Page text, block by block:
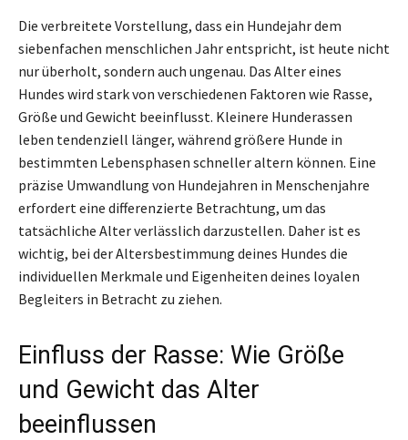
Die verbreitete Vorstellung, dass ein Hundejahr dem
siebenfachen menschlichen Jahr entspricht, ist heute nicht
nur überholt, sondern auch ungenau. Das Alter eines
Hundes wird stark von verschiedenen Faktoren wie Rasse,
Größe und Gewicht beeinflusst. Kleinere Hunderassen
leben tendenziell länger, während größere Hunde in
bestimmten Lebensphasen schneller altern können. Eine
präzise Umwandlung von Hundejahren in Menschenjahre
erfordert eine differenzierte Betrachtung, um das
tatsächliche Alter verlässlich darzustellen. Daher ist es
wichtig, bei der Altersbestimmung deines Hundes die
individuellen Merkmale und Eigenheiten deines loyalen
Begleiters in Betracht zu ziehen.
Einfluss der Rasse: Wie Größe
und Gewicht das Alter
beeinflussen